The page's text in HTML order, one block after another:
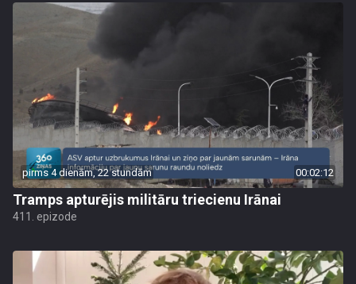
pirms 4 dienām, 22 stundām 00:02:12
Tramps apturējis militāru triecienu Irānai
411. epizode